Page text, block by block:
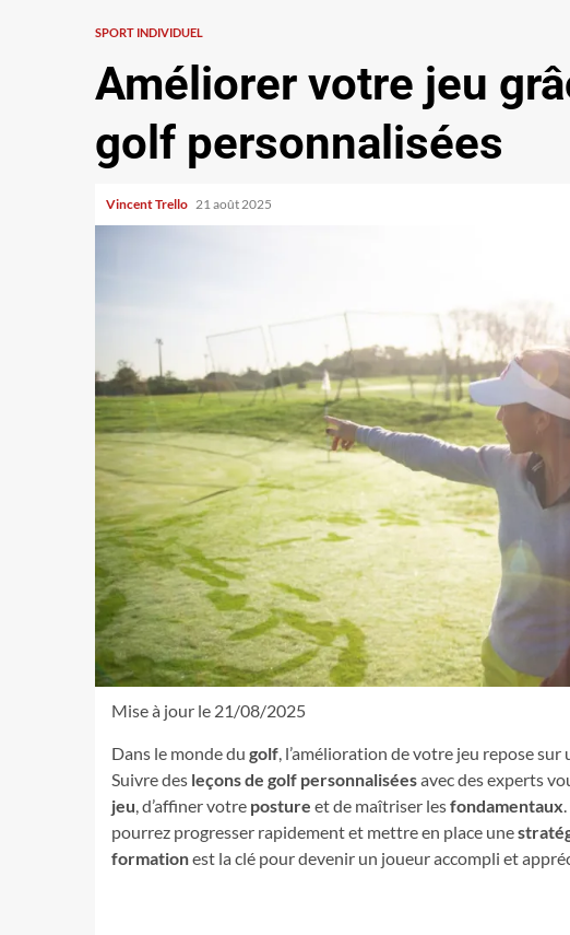
SPORT INDIVIDUEL
Améliorer votre jeu
golf personnalisées
Vincent Trello 21 août 2025
Mise à jour le 21/08/2025
Dans le monde du golf, l’amélioration de votre jeu repose
Suivre des leçons de golf personnaliséesavec des experts
jeu, d’affiner votre posture et de maîtriser lesfondamentaux
pourrez progresser rapidement et mettre en place une
formationest la clé pour devenir un joueur accompli et